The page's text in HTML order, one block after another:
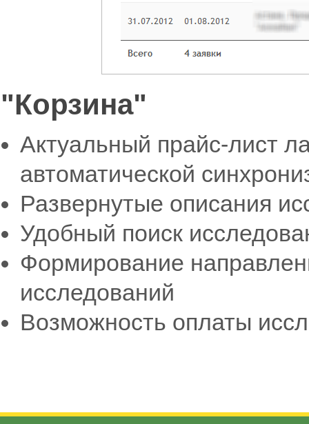
"Корзина"
Актуальный прайс-лист
автоматической
Развернутые описания
Удобный поиск
Формирование
исследований
Возможность оплаты